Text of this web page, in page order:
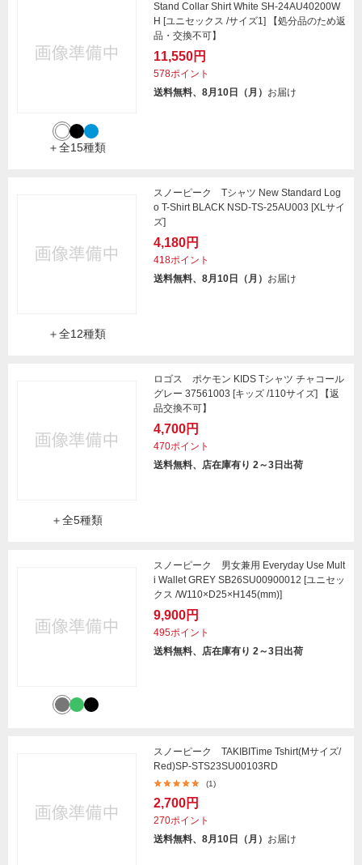
＋全15種類
Stand Collar Shirt White SH-24AU40200W
H [ユニセックス /サイズ1] 【処分品のため返
品・交換不可】
11,550円
578ポイント
送料無料、8月10日（月） お届け
＋全12種類
スノーピーク Tシャツ New Standard Log
o T-Shirt BLACK NSD-TS-25AU003 [XLサイ
ズ]
4,180円
418ポイント
送料無料、8月10日（月） お届け
＋全5種類
ロゴス ポケモン KIDS Tシャツ チャコール
グレー 37561003 [キッズ /110サイズ] 【返
品交換不可】
4,700円
470ポイント
送料無料、店在庫有り 2～3日出荷
スノーピーク 男女兼用 Everyday Use Mult
i Wallet GREY SB26SU00900012 [ユニセッ
クス /W110×D25×H145(mm)]
9,900円
495ポイント
送料無料、店在庫有り 2～3日出荷
スノーピーク TAKIBITime Tshirt(Mサイズ/
Red)SP-STS23SU00103RD
(1)
2,700円
270ポイント
送料無料、8月10日（月） お届け